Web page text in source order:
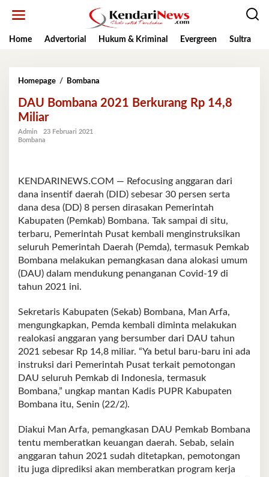
Home
Advertorial Hukum & Kriminal Evergreen Sultra
Homepage / Bombana
2021
DAU Bombana 2021 Berkurang Rp 14,8
Miliar
Admin
23 Februari 2021
Bombana
KENDARINEWS.COM — Refocusing anggaran dari
dana insentif daerah (DID) sebesar 30 persen serta
dana desa (DD) 8 persen dirasakan Pemerintah
Kabupaten (Pemkab) Bombana. Tak sampai di situ,
terbaru, Pemerintah Pusat kembali menginstruksikan
seluruh Pemerintah Daerah (Pemda), termasuk Pemkab
Bombana melakukan pemangkasan dana alokasi umum
(DAU) dalam mendukung penanganan Covid-19 di
tahun 2021 ini.
Sekretaris Kabupaten (Sekab) Bombana, Man Arfa,
mengungkapkan, Pemda kembali diminta melakukan
realokasi anggaran yang bersumber dari DAU tahun
2021 sebesar Rp 14,8 miliar. “Ya betul baru-baru ini ada
instruksi dari Pemerintah Pusat terkait pemotongan
DAU seluruh Pemkab di Indonesia, termasuk
Bombana,” ungkap mantan Kadis PUPR Kabupaten
Bombana itu, Senin (22/2).
Diakui Man Arfa, pemangkasan DAU Pemkab Bombana
tentu memberatkan keuangan daerah. Sebab, selain
anggaran tahun 2021 sudah ditetapkan, pemotongan
itu juga diprediksi akan memberatkan program kerja